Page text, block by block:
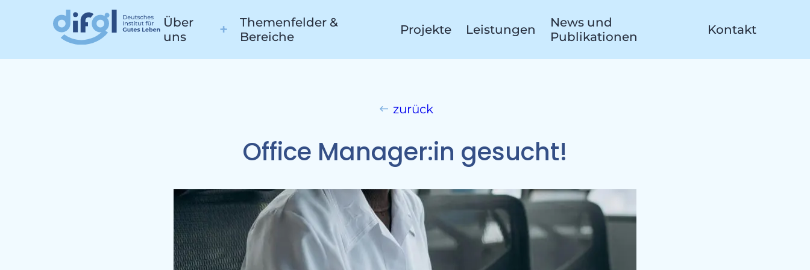
Über
uns
Themenfelder &
Bereiche
Projekte Leistungen
News und
Publikationen
Kontakt
Projekte
zurück
Office Manager:in gesucht!